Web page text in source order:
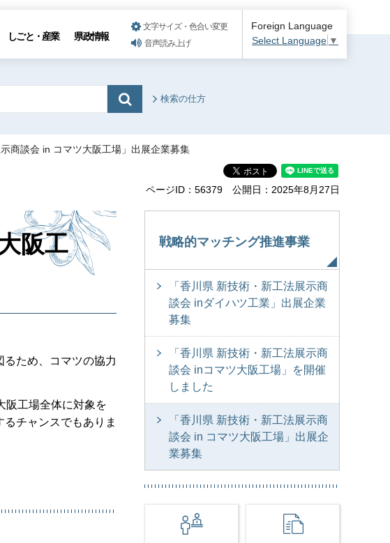
しごと・産業 県政情報
文字サイズ・色合い変更
音声読み上げ
Foreign Language
Select Language ▼
検索の仕方
商談会 in コマツ大阪工場」出展企業募集
ページID：56379 公開日：2025年8月27日
阪工
ため、コマツの協力
阪工場全体に対象を
チャンスでもありま
戦略的マッチング推進事業
「香川県 新技術・新工法展示商
談会 inダイハツ工業」出展企業
募集
「香川県 新技術・新工法展示商
談会 inコマツ大阪工場」を開催
しました
「香川県 新技術・新工法展示商
談会 in コマツ大阪工場」出展企
業募集